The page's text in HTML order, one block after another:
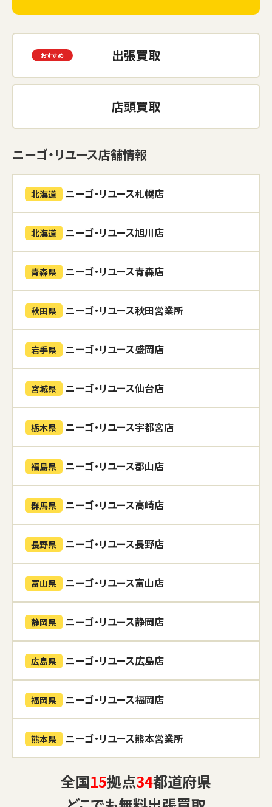
出張買取
店頭買取
ニーゴ・リユース店舗情報
北海道 ニーゴ・リユース札幌店
北海道 ニーゴ・リユース旭川店
青森県 ニーゴ・リユース青森店
秋田県 ニーゴ・リユース秋田営業所
岩手県 ニーゴ・リユース盛岡店
宮城県 ニーゴ・リユース仙台店
栃木県 ニーゴ・リユース宇都宮店
福島県 ニーゴ・リユース郡山店
群馬県 ニーゴ・リユース高崎店
長野県 ニーゴ・リユース長野店
富山県 ニーゴ・リユース富山店
静岡県 ニーゴ・リユース静岡店
広島県 ニーゴ・リユース広島店
福岡県 ニーゴ・リユース福岡店
熊本県 ニーゴ・リユース熊本営業所
全国15拠点34都道府県